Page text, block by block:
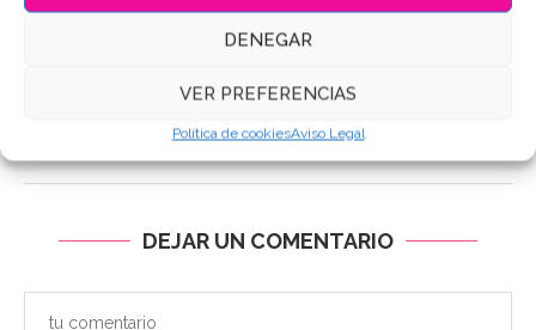
DENEGAR
VER PREFERENCIAS
Política de cookiesAviso Legal
26/03/2025
DEJAR UN COMENTARIO